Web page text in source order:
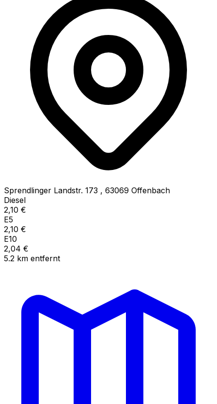
Sprendlinger Landstr. 173 , 63069 Offenbach
Diesel
2,10 €
E5
2,10 €
E10
2,04 €
5.2 km entfernt